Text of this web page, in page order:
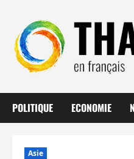
contenu
POLITIQUE ECONOMIE
Asie